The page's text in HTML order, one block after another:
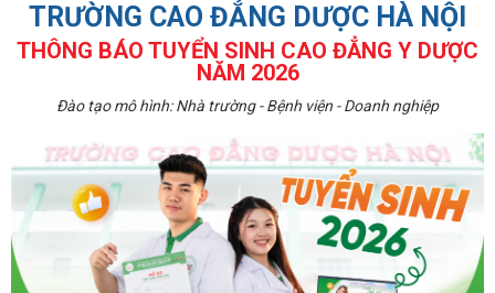
TRƯỜNG CAO ĐẲNG DƯỢC HÀ NỘI
THÔNG BÁO TUYỂN SINH CAO ĐẲNG Y DƯỢC
NĂM 2026
Đào tạo mô hình: Nhà trường - Bệnh viện - Doanh nghiệp